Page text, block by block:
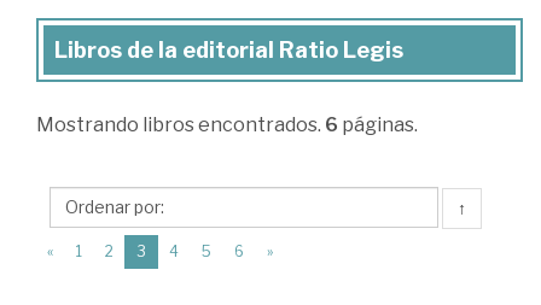
Libros
la
Ratio
Legis
Libros de la editorial Ratio Legis
Mostrando libros encontrados. 6 páginas.
↑
« 1 2 3 (current)
4 5 6 »